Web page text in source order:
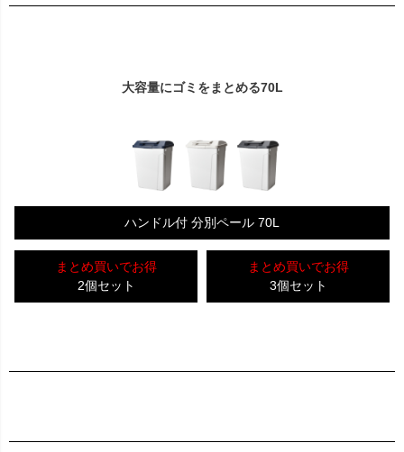
大容量にゴミをまとめる70L
ハンドル付 分別ペール 70L
まとめ買いでお得
2個セット
まとめ買いでお得
3個セット